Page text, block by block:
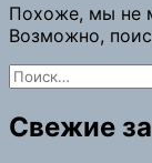
Похоже, мы не
Возможно,
Найти:
Свежие